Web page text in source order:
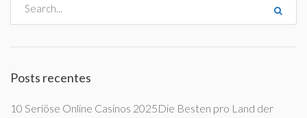
Posts recentes
10 Seriöse Online Casinos 2025Die Besten pro Land der